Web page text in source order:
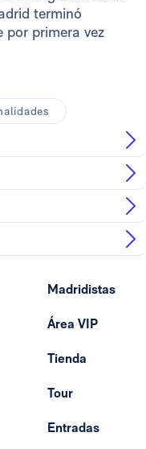
terminó
por primera vez
Madridistas
Área VIP
Tienda
Tour
Entradas